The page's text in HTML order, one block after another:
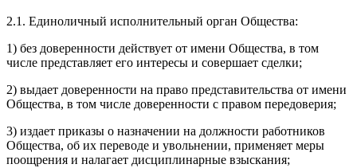
2.1. Единоличный исполнительный орган Общества:
1) без доверенности действует от имени Общества, в том
числе представляет его интересы и совершает сделки;
2) выдает доверенности на право представительства от имени
Общества, в том числе доверенности с правом передоверия;
3) издает приказы о назначении на должности работников
Общества, об их переводе и увольнении, применяет меры
поощрения и налагает дисциплинарные взыскания;